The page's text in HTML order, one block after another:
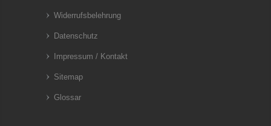
Widerrufsbelehrung
Datenschutz
Impressum / Kontakt
Sitemap
Glossar